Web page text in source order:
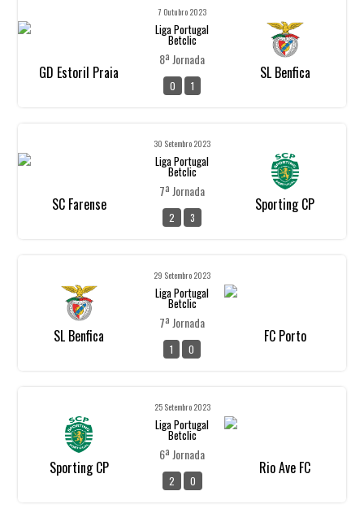
GD Estoril Praia
7 Outubro 2023
Liga Portugal
Betclic
8ª Jornada
0 1
SL Benfica
SC Farense
30 Setembro 2023
Liga Portugal
Betclic
7ª Jornada
2 3
Sporting CP
SL Benfica
29 Setembro 2023
Liga Portugal
Betclic
7ª Jornada
1 0
FC Porto
Sporting CP
25 Setembro 2023
Liga Portugal
Betclic
6ª Jornada
2 0
Rio Ave FC